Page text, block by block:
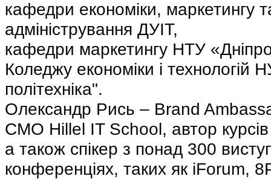
кафедри економіки, маркетингу
адміністрування ДУІТ,
кафедри маркетингу НТУ
Коледжу економіки і технологій
політехніка".
Олександр Рись – Brand
CMO Hillel IT School, автор
а також спікер з понад 300
конференціях, таких як iForum,